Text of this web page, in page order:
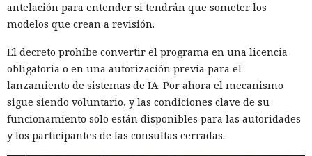
antelación para entender si tendrán que someter los
modelos que crean a revisión.
El decreto prohíbe convertir el programa en una licencia
obligatoria o en una autorización previa para el
lanzamiento de sistemas de IA. Por ahora el mecanismo
sigue siendo voluntario, y las condiciones clave de su
funcionamiento solo están disponibles para las autoridades
y los participantes de las consultas cerradas.
Microsoft: «miles de
compilaciones se paralizarán el
1 de noviembre». NuGet revoca
las claves API anuales